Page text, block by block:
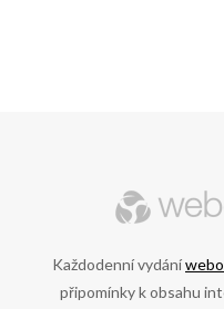
Každodenní vydání
připomínky k obsahu